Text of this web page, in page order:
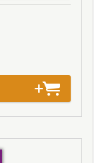
p. 204
e sua função